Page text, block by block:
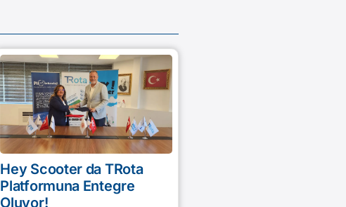
Hey Scooter da TRota
Platformuna Entegre
Oluyor!